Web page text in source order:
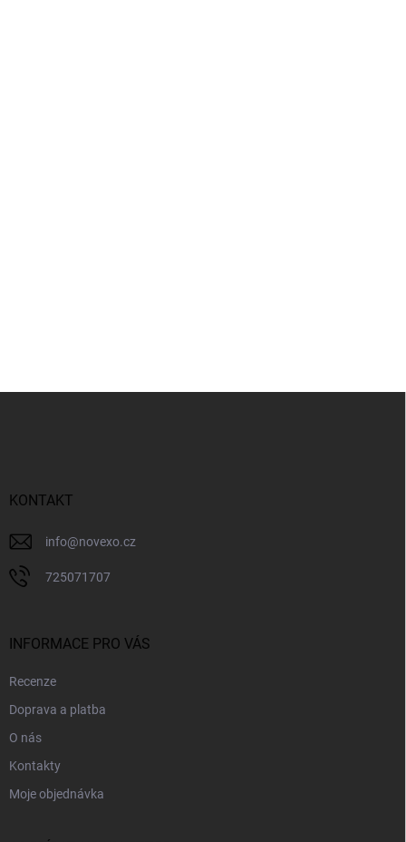
KONTAKT
info@novexo.cz
725071707
INFORMACE PRO VÁS
Recenze
Doprava a platba
O nás
Kontakty
Moje objednávka